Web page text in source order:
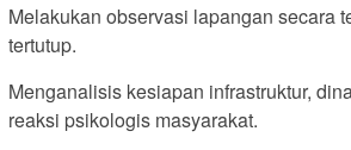
Melakukan observasi lapangan secara
tertutup.
Menganalisis kesiapan infrastruktur,
reaksi psikologis masyarakat.